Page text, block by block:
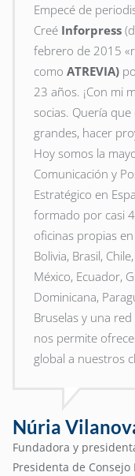
Empecé de
Creé Inforpress
febrero de 2015
como ATREVIA)
23 años. ¡Con mi
socias. Quería
grandes, hacer
Hoy somos la
Comunicación y
Estratégico en
formado por casi
oficinas propias
Bolivia, Brasil,
México, Ecuador,
Dominicana,
Bruselas y una
nos permite
global a nuestros
Núria
Fundadora y
Presidenta de